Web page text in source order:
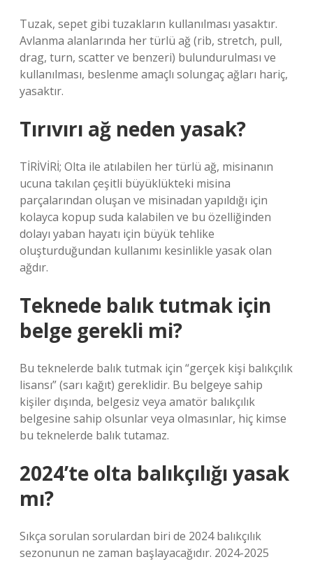
Tuzak, sepet gibi tuzakların kullanılması yasaktır.
Avlanma alanlarında her türlü ağ (rib, stretch, pull,
drag, turn, scatter ve benzeri) bulundurulması ve
kullanılması, beslenme amaçlı solungaç ağları hariç,
yasaktır.
Tırıvırı ağ neden yasak?
TİRİVİRİ; Olta ile atılabilen her türlü ağ, misinanın
ucuna takılan çeşitli büyüklükteki misina
parçalarından oluşan ve misinadan yapıldığı için
kolayca kopup suda kalabilen ve bu özelliğinden
dolayı yaban hayatı için büyük tehlike
oluşturduğundan kullanımı kesinlikle yasak olan
ağdır.
Teknede balık tutmak için
belge gerekli mi?
Bu teknelerde balık tutmak için “gerçek kişi balıkçılık
lisansı” (sarı kağıt) gereklidir. Bu belgeye sahip
kişiler dışında, belgesiz veya amatör balıkçılık
belgesine sahip olsunlar veya olmasınlar, hiç kimse
bu teknelerde balık tutamaz.
2024’te olta balıkçılığı yasak
mı?
Sıkça sorulan sorulardan biri de 2024 balıkçılık
sezonunun ne zaman başlayacağıdır. 2024-2025